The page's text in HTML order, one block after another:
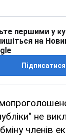
першими у
на
Підписатися
не
членів